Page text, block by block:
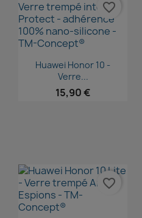
Aperçu rapide
Huawei Honor 10 -
Verre...
15,90 €
favorite_border
favorite_border